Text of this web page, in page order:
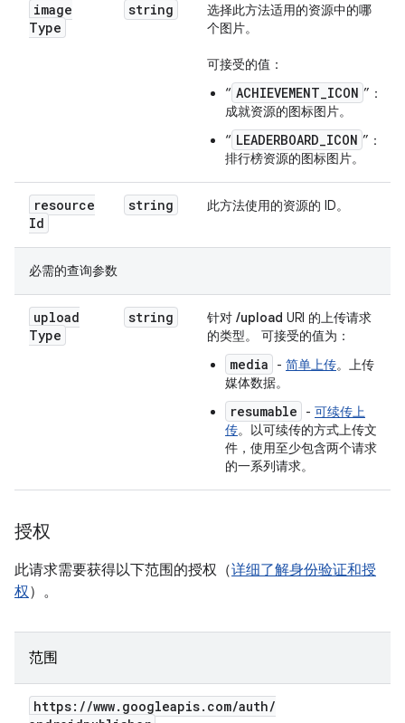
image
Type
string
选择此方法适用的资源中的哪
个图片。
可接受的值：
“ ACHIEVEMENT_ICON ”：
成就资源的图标图片。
“ LEADERBOARD_ICON ”：
排行榜资源的图标图片。
resource
Id
string 此方法使用的资源的 ID。
必需的查询参数
upload
Type
string 针对 /upload URI 的上传请求
的类型。 可接受的值为：
media - 简单上传。上传
媒体数据。
resumable - 可续传上
传。以可续传的方式上传文
件，使用至少包含两个请求
的一系列请求。
授权
此请求需要获得以下范围的授权（详细了解身份验证和授
权）。
范围
https: //www. googleapis. com/auth/